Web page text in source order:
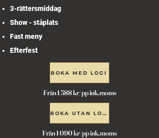
3-rättersmiddag
Show - ståplats
Fast meny
Efterfest
BOKA MED LOGI
Från 1 588 kr/pp ink.moms
BOKA UTAN LOGI
Från 1 090 kr/pp ink.moms